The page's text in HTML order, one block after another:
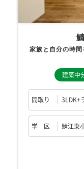
家族と自分の時間
建築中
間取り 3LDK+
学 区 鯖江東